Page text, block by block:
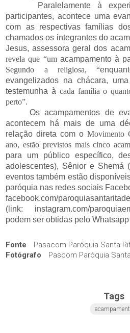
Paralelamente à
participantes, acontece uma
com as respectivas famílias
chamados os integrantes do
Jesus, assessora geral dos
revela que “um acampamento à
Segundo a religiosa, “
evangelizados na chácara,
testemunha à cada família o
perto”.
Os acampamentos de
acontecem há mais de uma
relação direta com o Movimento
ano, estão previstos mais cinco
para um público específico,
adolescentes), Sênior e Shemá
eventos também estão
paróquia nas redes sociais
facebook.com/
(link: instagram.com/
podem ser obtidas pelo
Fonte
Pasacom Paróquia Santa
Fotógrafo
Pascom Paróquia
Tags